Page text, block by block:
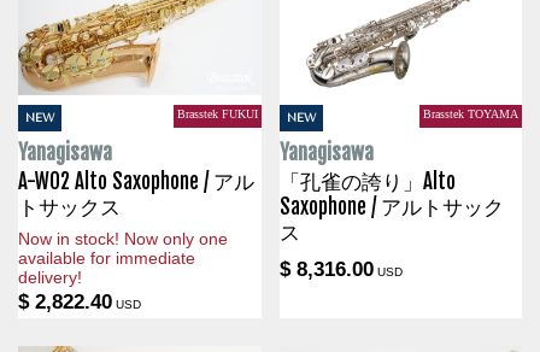
NEW Brasstek FUKUI
Yanagisawa
A-WO2 Alto Saxophone / アル
トサックス
Now in stock! Now only one
available for immediate
delivery!
$ 2,822.40 USD
NEW Brasstek TOYAMA
Yanagisawa
「孔雀の誇り」Alto
Saxophone / アルトサック
ス
$ 8,316.00USD